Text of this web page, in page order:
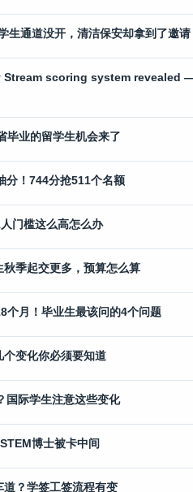
生通道没开，清洁保安却拿到了邀请
scoring system revealed
毕业的留学生机会来了
！744分抢511个名额
门槛这么高怎么办
季起交更多，预算怎么算
个月！毕业生最该问的4个问题
变化你必须要知道
际学生注意这些变化
博士被卡中间
？学签工签流程有变